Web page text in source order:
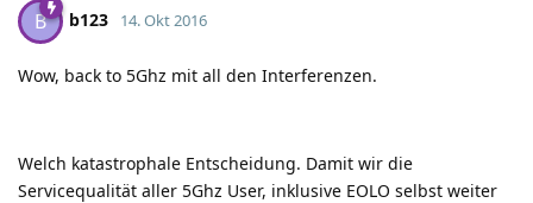
B b123 14. Okt 2016
Wow, back to 5Ghz mit all den Interferenzen.
Welch katastrophale Entscheidung. Damit wir die
Servicequalität aller 5Ghz User, inklusive EOLO selbst weiter